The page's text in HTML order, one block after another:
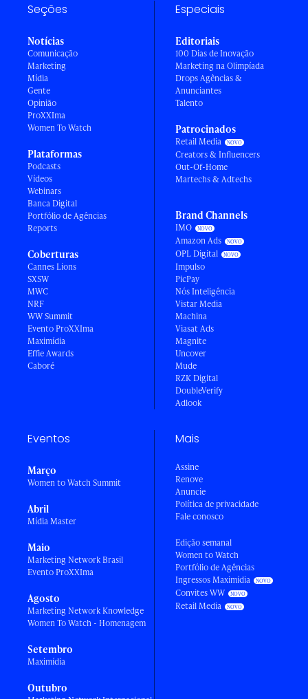
Seções
Notícias
Comunicação
Marketing
Mídia
Gente
Opinião
ProXXIma
Women To Watch
Plataformas
Podcasts
Vídeos
Webinars
Banca Digital
Portfólio de Agências
Reports
Coberturas
Cannes Lions
SXSW
MWC
NRF
WW Summit
Evento ProXXIma
Maximídia
Effie Awards
Caboré
Especiais
Editoriais
100 Dias de Inovação
Marketing na Olimpíada
Drops Agências &
Anunciantes
Talento
Patrocinados
Retail Media
Creators & Influencers
Out-Of-Home
Martechs & Adtechs
Brand Channels
IMO
Amazon Ads
OPL Digital
Impulso
PicPay
Nós Inteligência
Vistar Media
Machina
Viasat Ads
Magnite
Uncover
Mude
RZK Digital
DoubleVerify
Adlook
Eventos
Março
Women to Watch Summit
Abril
Mídia Master
Maio
Marketing Network Brasil
Evento ProXXIma
Agosto
Marketing Network Knowledge
Women To Watch - Homenagem
Setembro
Maximídia
Outubro
Mais
Assine
Renove
Anuncie
Política de privacidade
Fale conosco
Edição semanal
Women to Watch
Portfólio de Agências
Ingressos Maximídia
Convites WW
Retail Media